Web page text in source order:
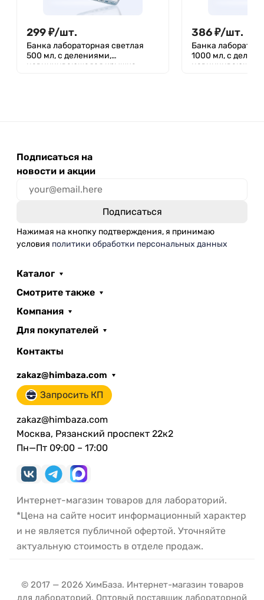
299₽/шт.
Банка лабораторная светлая
500 мл, с делениями,
навинчивающаяся крышка,
386₽/шт.
Банка
1000 мл, с
Подписаться на
новости и акции
Нажимая на кнопку подтверждения, я принимаю
условия политики обработки персональных данных
Каталог
Смотрите также
Компания
Для покупателей
Контакты
zakaz@himbaza.com
Запросить КП
zakaz@himbaza.com
Москва, Рязанский проспект 22к2
Пн—Пт 09:00 – 17:00
Интернет-магазин товаров для лабораторий.
*Цена на сайте носит информационный характер
и не является публичной офертой. Уточняйте
актуальную стоимость в отделе продаж.
© 2017 — 2026 ХимБаза. Интернет-магазин товаров
для лабораторий. Оптовый поставщик лабораторной